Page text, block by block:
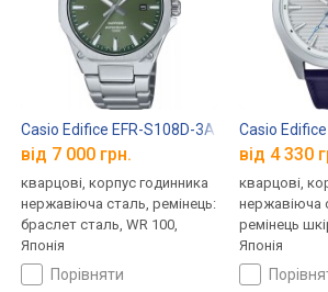
Casio Edifice EFR-S108D-3A
від 7 000 грн.
кварцові, корпус годинника
нержавіюча сталь, ремінець:
браслет сталь, WR 100,
Японія
порівняти
Casio
від 4 330
кварцові,
нержавіюча
ремінець
Японія